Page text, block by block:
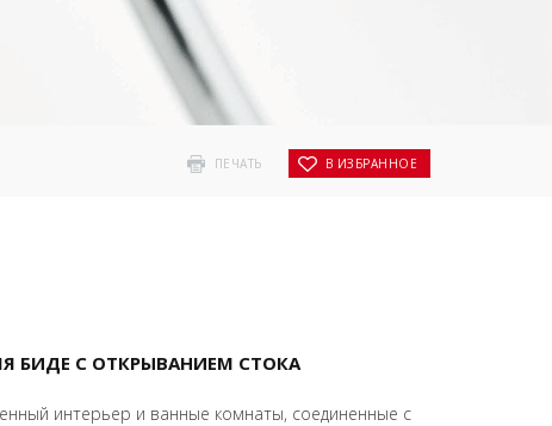
ПЕЧАТЬ В ИЗБРАННОЕ
БИДЕ С ОТКРЫВАНИЕМ СТОКА
интерьер и ванные комнаты, соединенные с